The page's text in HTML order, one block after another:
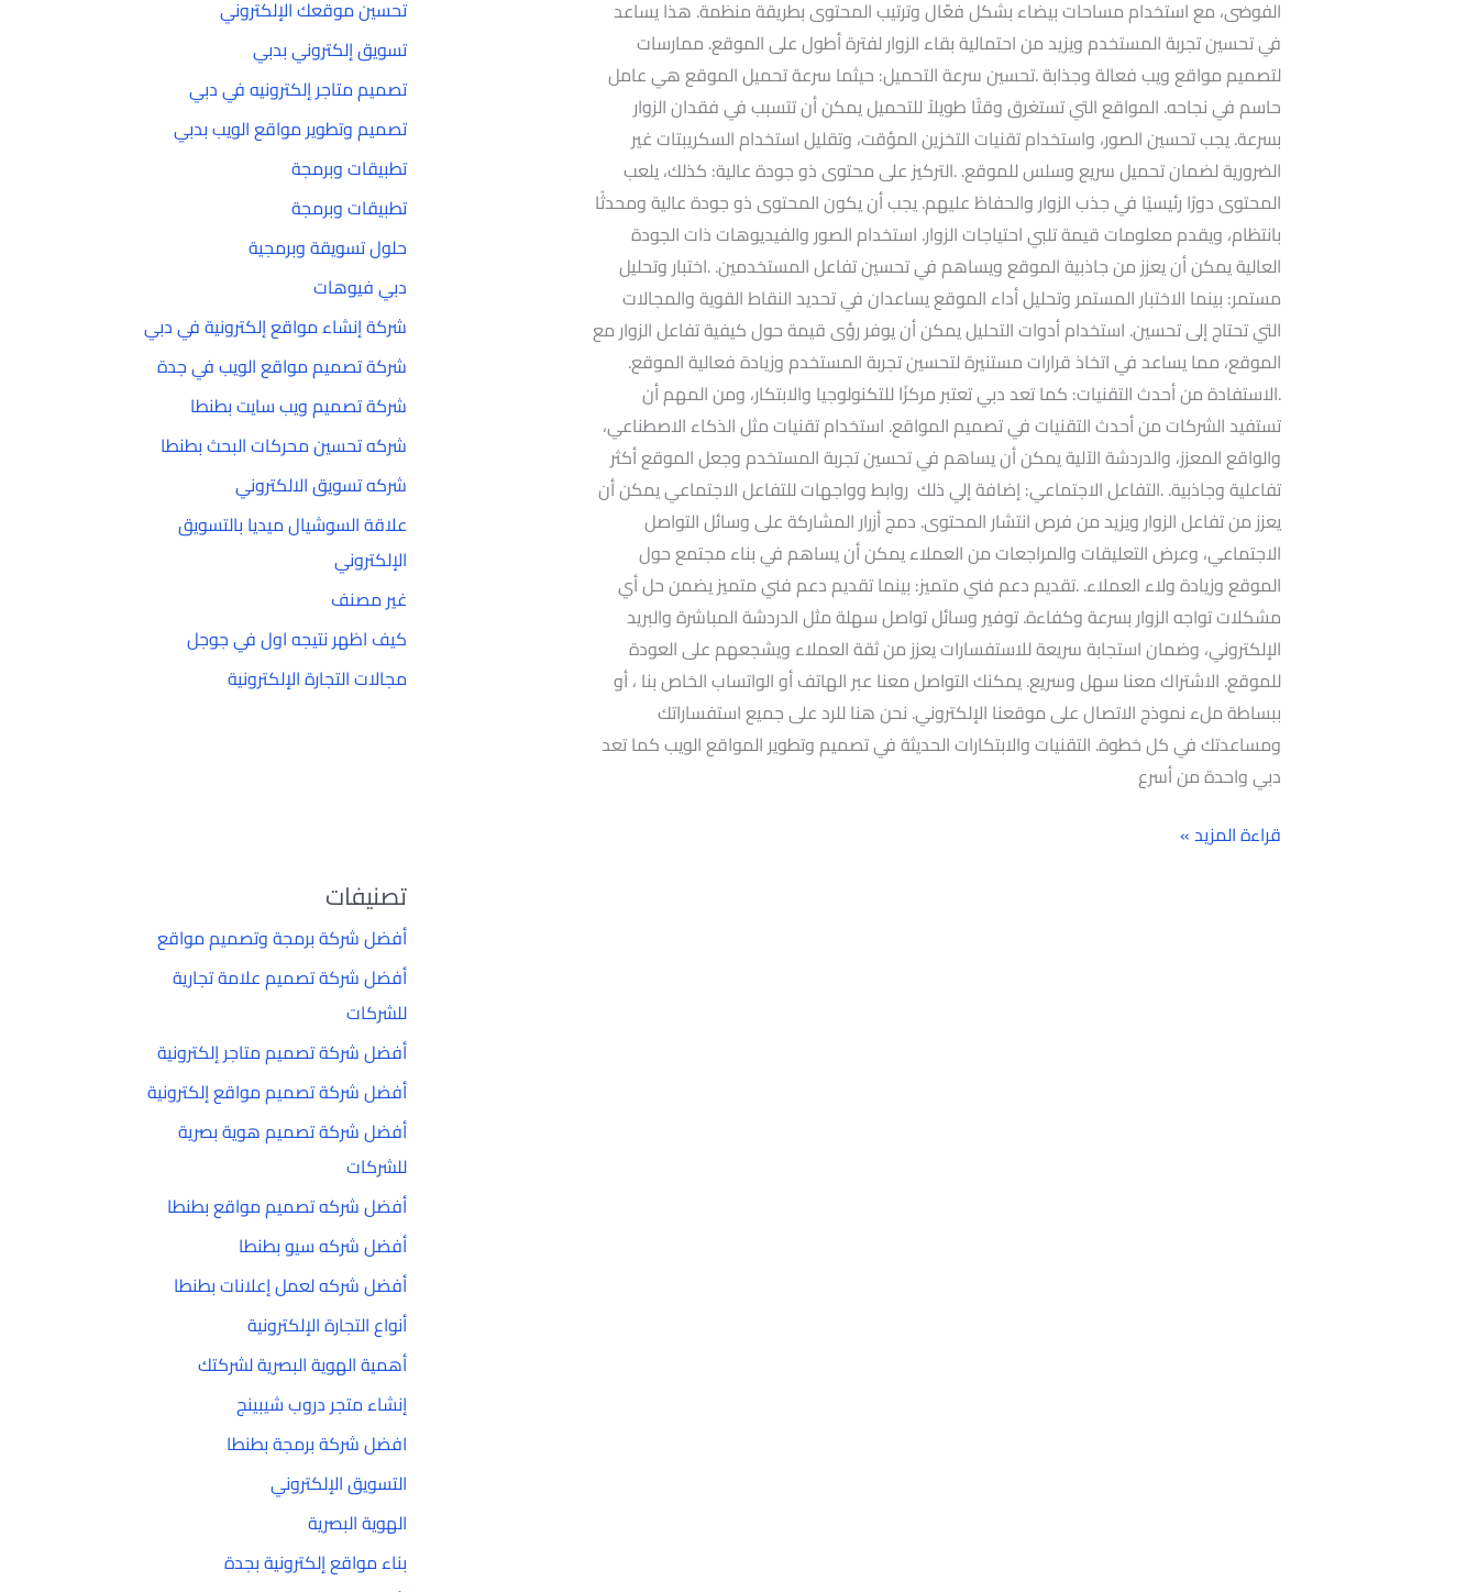
الفوضى، مع استخدام مساحات بيضاء بشكل فعّال وترتيب المحتوى بطريقة منظمة. هذا يساعد
في تحسين تجربة المستخدم ويزيد من احتمالية بقاء الزوار لفترة أطول على الموقع. ممارسات
لتصميم مواقع ويب فعالة وجذابة .تحسين سرعة التحميل: حيثما سرعة تحميل الموقع هي عامل
حاسم في نجاحه. المواقع التي تستغرق وقتًا طويلاً للتحميل يمكن أن تتسبب في فقدان الزوار
بسرعة. يجب تحسين الصور، واستخدام تقنيات التخزين المؤقت، وتقليل استخدام السكريبتات غير
الضرورية لضمان تحميل سريع وسلس للموقع. .التركيز على محتوى ذو جودة عالية: كذلك، يلعب
المحتوى دورًا رئيسيًا في جذب الزوار والحفاظ عليهم. يجب أن يكون المحتوى ذو جودة عالية ومحدثًا
بانتظام، ويقدم معلومات قيمة تلبي احتياجات الزوار. استخدام الصور والفيديوهات ذات الجودة
العالية يمكن أن يعزز من جاذبية الموقع ويساهم في تحسين تفاعل المستخدمين. .اختبار وتحليل
مستمر: بينما الاختبار المستمر وتحليل أداء الموقع يساعدان في تحديد النقاط القوية والمجالات
التي تحتاج إلى تحسين. استخدام أدوات التحليل يمكن أن يوفر رؤى قيمة حول كيفية تفاعل الزوار مع
الموقع، مما يساعد في اتخاذ قرارات مستنيرة لتحسين تجربة المستخدم وزيادة فعالية الموقع.
.الاستفادة من أحدث التقنيات: كما تعد دبي تعتبر مركزًا للتكنولوجيا والابتكار، ومن المهم أن
تستفيد الشركات من أحدث التقنيات في تصميم المواقع. استخدام تقنيات مثل الذكاء الاصطناعي،
والواقع المعزز، والدردشة الآلية يمكن أن يساهم في تحسين تجربة المستخدم وجعل الموقع أكثر
تفاعلية وجاذبية. .التفاعل الاجتماعي: إضافة إلي ذلك روابط وواجهات للتفاعل الاجتماعي يمكن أن
يعزز من تفاعل الزوار ويزيد من فرص انتشار المحتوى. دمج أزرار المشاركة على وسائل التواصل
الاجتماعي، وعرض التعليقات والمراجعات من العملاء يمكن أن يساهم في بناء مجتمع حول
الموقع وزيادة ولاء العملاء. .تقديم دعم فني متميز: بينما تقديم دعم فني متميز يضمن حل أي
مشكلات تواجه الزوار بسرعة وكفاءة. توفير وسائل تواصل سهلة مثل الدردشة المباشرة والبريد
الإلكتروني، وضمان استجابة سريعة للاستفسارات يعزز من ثقة العملاء ويشجعهم على العودة
للموقع. الاشتراك معنا سهل وسريع. يمكنك التواصل معنا عبر الهاتف أو الواتساب الخاص بنا ، أو
ببساطة ملء نموذج الاتصال على موقعنا الإلكتروني. نحن هنا للرد على جميع استفساراتك
ومساعدتك في كل خطوة. التقنيات والابتكارات الحديثة في تصميم وتطوير المواقع الويب كما تعد
دبي واحدة من أسرع
قراءة المزيد »
تحسين موقعك الإلكتروني
تسويق إلكتروني بدبي
تصميم متاجر إلكترونيه في دبي
تصميم وتطوير مواقع الويب بدبي
تطبيقات وبرمجة
تطبيقات وبرمجة
حلول تسويقة وبرمجية
دبي فيوهات
شركة إنشاء مواقع إلكترونية في دبي
شركة تصميم مواقع الويب في جدة
شركة تصميم ويب سايت بطنطا
شركه تحسين محركات البحث بطنطا
شركه تسويق الالكتروني
علاقة السوشيال ميديا بالتسويق
الإلكتروني
غير مصنف
كيف اظهر نتيجه اول في جوجل
مجالات التجارة الإلكترونية
تصنيفات
أفضل شركة برمجة وتصميم مواقع
أفضل شركة تصميم علامة تجارية
للشركات
أفضل شركة تصميم متاجر إلكترونية
أفضل شركة تصميم مواقع إلكترونية
أفضل شركة تصميم هوية بصرية
للشركات
أفضل شركه تصميم مواقع بطنطا
أفضل شركه سيو بطنطا
أفضل شركه لعمل إعلانات بطنطا
أنواع التجارة الإلكترونية
أهمية الهوية البصرية لشركتك
إنشاء متجر دروب شيبينج
افضل شركة برمجة بطنطا
التسويق الإلكتروني
الهوية البصرية
بناء مواقع إلكترونية بجدة